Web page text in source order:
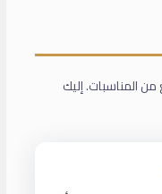
من المناسبات. إليك